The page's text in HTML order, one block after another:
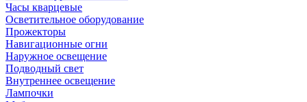
Часы кварцевые
Осветительное оборудование
Прожекторы
Навигационные огни
Наружное освещение
Подводный свет
Внутреннее освещение
Лампочки